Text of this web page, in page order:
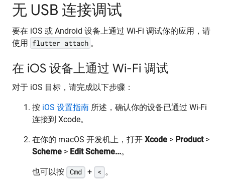
无 USB 连接调试
要在 iOS 或 Android 设备上通过 Wi-Fi 调试你的应用，请
使用
flutter attach 。
在 iOS 设备上通过 Wi-Fi 调试
对于 iOS 目标，请完成以下步骤：
按 iOS 设置指南 所述，确认你的设备已通过 Wi-Fi
连接到 Xcode。
在你的 macOS 开发机上，打开 Xcode > Product >
Scheme > Edit Scheme...。
也可以按 Cmd + < 。